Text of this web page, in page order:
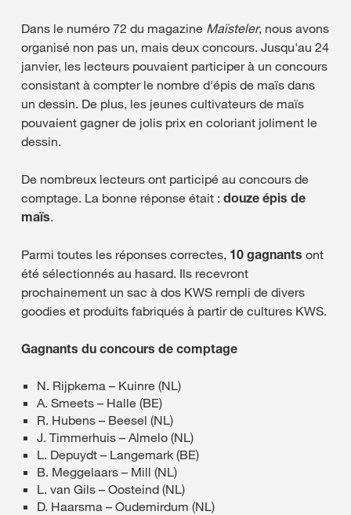
Dans le numéro 72 du magazine Maïsteler, nous avons
organisé non pas un, mais deux concours. Jusqu'au 24
janvier, les lecteurs pouvaient participer à un concours
consistant à compter le nombre d'épis de maïs dans
un dessin. De plus, les jeunes cultivateurs de maïs
pouvaient gagner de jolis prix en coloriant joliment le
dessin.
De nombreux lecteurs ont participé au concours de
comptage. La bonne réponse était : douze épis de
maïs.
Parmi toutes les réponses correctes, 10 gagnants ont
été sélectionnés au hasard. Ils recevront
prochainement un sac à dos KWS rempli de divers
goodies et produits fabriqués à partir de cultures KWS.
Gagnants du concours de comptage
N. Rijpkema – Kuinre (NL)
A. Smeets – Halle (BE)
R. Hubens – Beesel (NL)
J. Timmerhuis – Almelo (NL)
L. Depuydt – Langemark (BE)
B. Meggelaars – Mill (NL)
L. van Gils – Oosteind (NL)
D. Haarsma – Oudemirdum (NL)